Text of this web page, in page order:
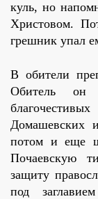
куль, но
Христовом.
грешник упал
В обители
Обитель он
Домашевских
потом и еще
Почаевскую
защиту
под